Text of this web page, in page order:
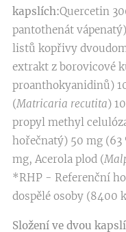
kapslích:Quercetin
pantothenát
listů kopřivy
extrakt z borovicové
proanthokyanidinů)
(Matricaria recutita)
propyl methyl
hořečnatý) 50 mg
mg, Acerola plod (
*RHP - Referenční
dospělé osoby (8400
Složení ve dvou